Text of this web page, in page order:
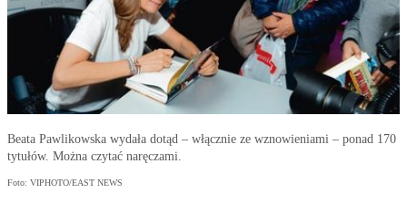
Beata Pawlikowska wydała dotąd – włącznie ze wznowieniami – ponad 170
tytułów. Można czytać naręczami.
Foto: VIPHOTO/EAST NEWS